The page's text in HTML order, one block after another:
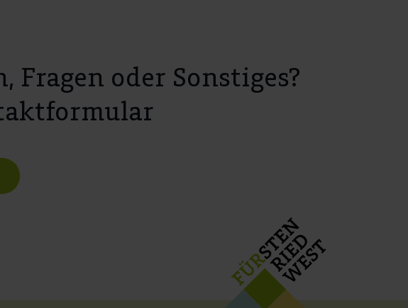
Fragen oder Sonstiges?